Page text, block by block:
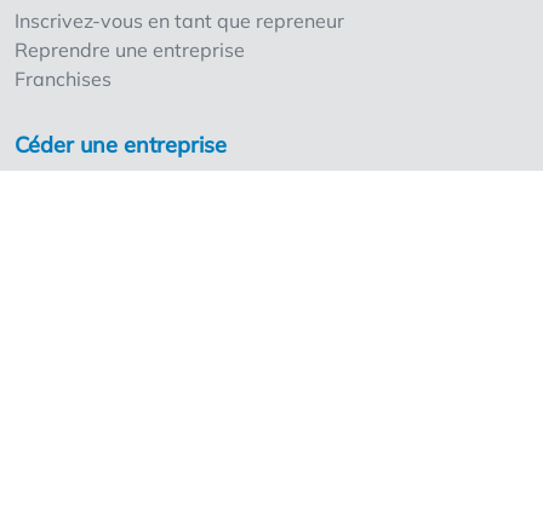
Inscrivez-vous en tant que repreneur
Reprendre une entreprise
Franchises
Céder une entreprise